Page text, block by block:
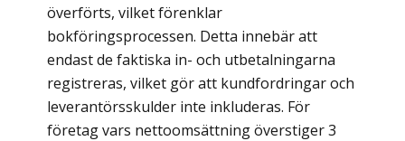
överförts, vilket förenklar
bokföringsprocessen. Detta innebär att
endast de faktiska in- och utbetalningarna
registreras, vilket gör att kundfordringar och
leverantörsskulder inte inkluderas. För
företag vars nettoomsättning överstiger 3